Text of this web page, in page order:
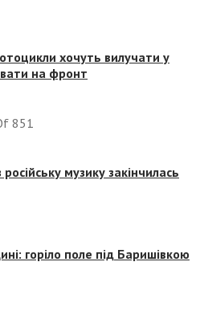
хочуть вилучати у
на фронт
851
музику закінчилась
горіло поле під Баришівкою